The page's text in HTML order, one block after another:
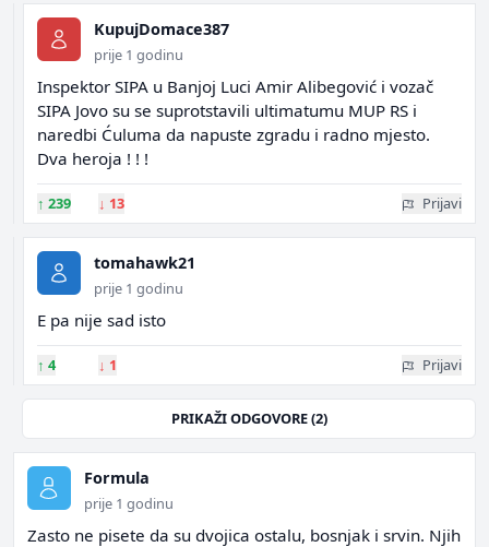
KupujDomace387
prije 1 godinu
Inspektor SIPA u Banjoj Luci Amir Alibegović i vozač
SIPA Jovo su se suprotstavili ultimatumu MUP RS i
naredbi Ćuluma da napuste zgradu i radno mjesto.
Dva heroja ! ! !
↑ 239 ↓ 13 Prijavi
tomahawk21
prije 1 godinu
E pa nije sad isto
↑ 4 ↓ 1 Prijavi
PRIKAŽI ODGOVORE (2)
Formula
prije 1 godinu
Zasto ne pisete da su dvojica ostalu, bosnjak i srvin. Njih